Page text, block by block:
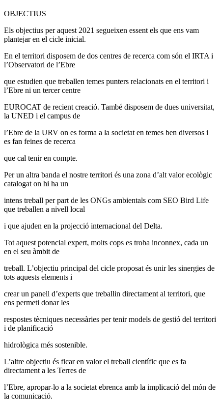
OBJECTIUS
Els objectius per aquest 2021 segueixen essent els que ens vam
plantejar en el cicle inicial.
En el territori disposem de dos centres de recerca com són el IRTA i
l’Observatori de l’Ebre
que estudien que treballen temes punters relacionats en el territori i
l’Ebre ni un tercer centre
EUROCAT de recient creació. També disposem de dues universitat,
la UNED i el campus de
l’Ebre de la URV on es forma a la societat en temes ben diversos i
es fan feines de recerca
que cal tenir en compte.
Per un altra banda el nostre territori és una zona d’alt valor ecològic
catalogat on hi ha un
intens treball per part de les ONGs ambientals com SEO Bird Life
que treballen a nivell local
i que ajuden en la projecció internacional del Delta.
Tot aquest potencial expert, molts cops es troba inconnex, cada un
en el seu àmbit de
treball. L’objectiu principal del cicle proposat és unir les sinergies de
tots aquests elements i
crear un panell d’experts que treballin directament al territori, que
ens permeti donar les
respostes tècniques necessàries per tenir models de gestió del territori
i de planificació
hidrològica més sostenible.
L’altre objectiu és ficar en valor el treball científic que es fa
directament a les Terres de
l’Ebre, apropar-lo a la societat ebrenca amb la implicació del món de
la comunicació.